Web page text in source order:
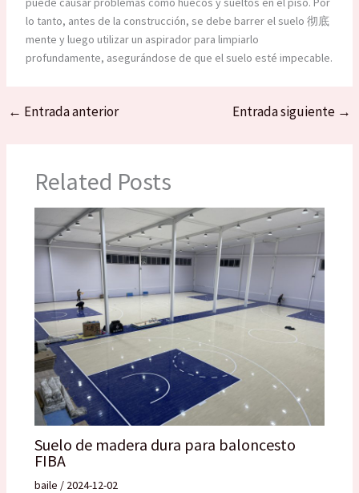
lo tanto, antes de la construcción, se debe barrer el suelo 彻底
mente y luego utilizar un aspirador para limpiarlo
profundamente, asegurándose de que el suelo esté impecable.
← Entrada anterior Entrada siguiente →
Related Posts
Suelo de madera dura para baloncesto
FIBA
baile / 2024-12-02